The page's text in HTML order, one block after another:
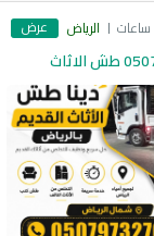
الرياض عرض